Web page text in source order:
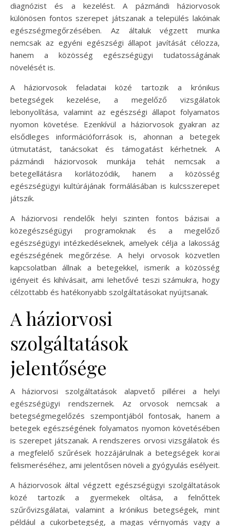
diagnózist és a kezelést. A pázmándi háziorvosok
különösen fontos szerepet játszanak a település lakóinak
egészségmegőrzésében. Az általuk végzett munka
nemcsak az egyéni egészségi állapot javítását célozza,
hanem a közösség egészségügyi tudatosságának
növelését is.
A háziorvosok feladatai közé tartozik a krónikus
betegségek kezelése, a megelőző vizsgálatok
lebonyolítása, valamint az egészségi állapot folyamatos
nyomon követése. Ezenkívül a háziorvosok gyakran az
elsődleges információforrások is, ahonnan a betegek
útmutatást, tanácsokat és támogatást kérhetnek. A
pázmándi háziorvosok munkája tehát nemcsak a
betegellátásra korlátozódik, hanem a közösség
egészségügyi kultúrájának formálásában is kulcsszerepet
játszik.
A háziorvosi rendelők helyi szinten fontos bázisai a
közegészségügyi programoknak és a megelőző
egészségügyi intézkedéseknek, amelyek célja a lakosság
egészségének megőrzése. A helyi orvosok közvetlen
kapcsolatban állnak a betegekkel, ismerik a közösség
igényeit és kihívásait, ami lehetővé teszi számukra, hogy
célzottabb és hatékonyabb szolgáltatásokat nyújtsanak.
A háziorvosi
szolgáltatások
jelentősége
A háziorvosi szolgáltatások alapvető pillérei a helyi
egészségügyi rendszernek. Az orvosok nemcsak a
betegségmegelőzés szempontjából fontosak, hanem a
betegek egészségének folyamatos nyomon követésében
is szerepet játszanak. A rendszeres orvosi vizsgálatok és
a megfelelő szűrések hozzájárulnak a betegségek korai
felismeréséhez, ami jelentősen növeli a gyógyulás esélyeit.
A háziorvosok által végzett egészségügyi szolgáltatások
közé tartozik a gyermekek oltása, a felnőttek
szűrővizsgálatai, valamint a krónikus betegségek, mint
például a cukorbetegség, a magas vérnyomás vagy a